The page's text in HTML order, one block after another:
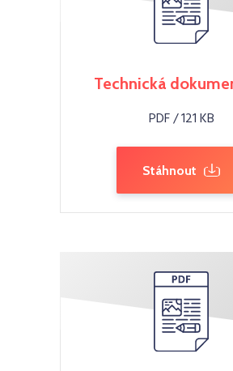
Technická
PDF / 121 KB
Stáhnout